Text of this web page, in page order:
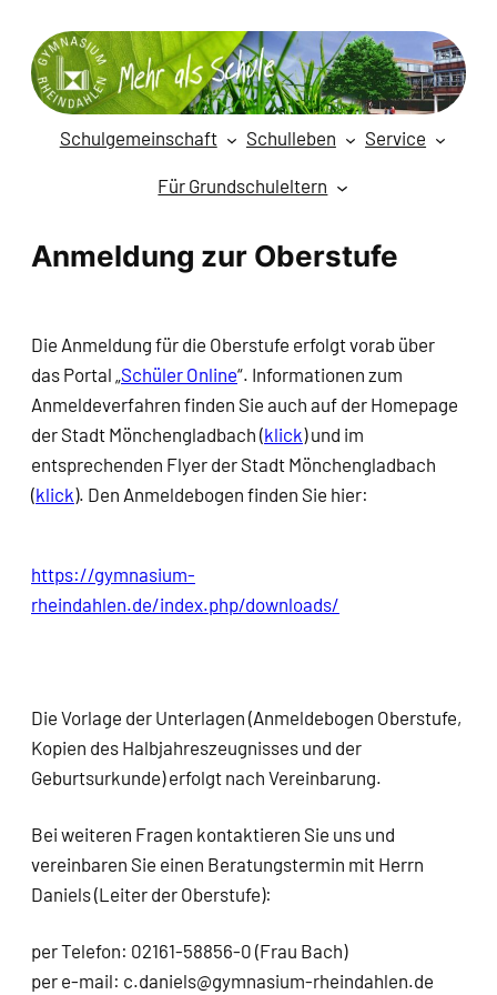
Inhalt
springen
Schulgemeinschaft Schulleben Service
Für Grundschuleltern
Anmeldung zur Oberstufe
Die Anmeldung für die Oberstufe erfolgt vorab über
das Portal „ Schüler Online“. Informationen zum
Anmeldeverfahren finden Sie auch auf der Homepage
der Stadt Mönchengladbach (klick) und im
entsprechenden Flyer der Stadt Mönchengladbach
(klick). Den Anmeldebogen finden Sie hier:
https://gymnasium-
rheindahlen.de/index.php/downloads/
Die Vorlage der Unterlagen (Anmeldebogen Oberstufe,
Kopien des Halbjahreszeugnisses und der
Geburtsurkunde) erfolgt nach Vereinbarung.
Bei weiteren Fragen kontaktieren Sie uns und
vereinbaren Sie einen Beratungstermin mit Herrn
Daniels (Leiter der Oberstufe):
per Telefon: 02161-58856-0 (Frau Bach)
per e-mail: c.daniels@gymnasium-rheindahlen.de